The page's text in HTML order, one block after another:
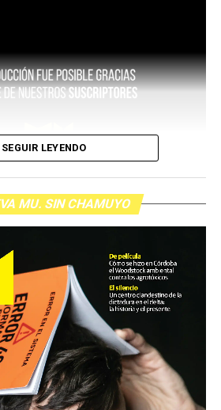
SEGUIR LEYENDO
MU. SIN CHAMUYO